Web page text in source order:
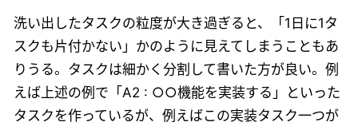
洗い出したタスクの粒度が大き過ぎると、「1日に1タ
スクも片付かない」かのように見えてしまうこともあ
りうる。タスクは細かく分割して書いた方が良い。例
えば上述の例で「A2 : ○○機能を実装する」といった
タスクを作っているが、例えばこの実装タスク一つが